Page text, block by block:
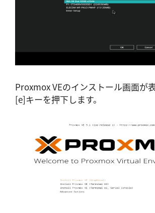
Proxmox VEのインストール画面が
[e]キーを押下します。